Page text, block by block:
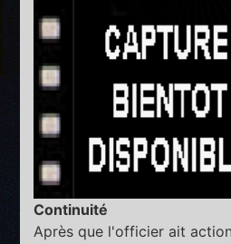
Continuité
Après que l'officier ait